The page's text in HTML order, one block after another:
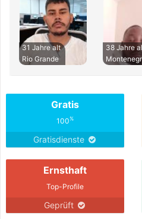
31 Jahre alt
Rio Grande
38 Jahre
Gratis
100%
Gratisdienste
Ernsthaft
Top-Profile
Geprüft